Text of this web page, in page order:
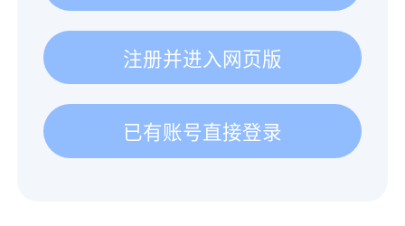
注册并进入网页版
已有账号直接登录